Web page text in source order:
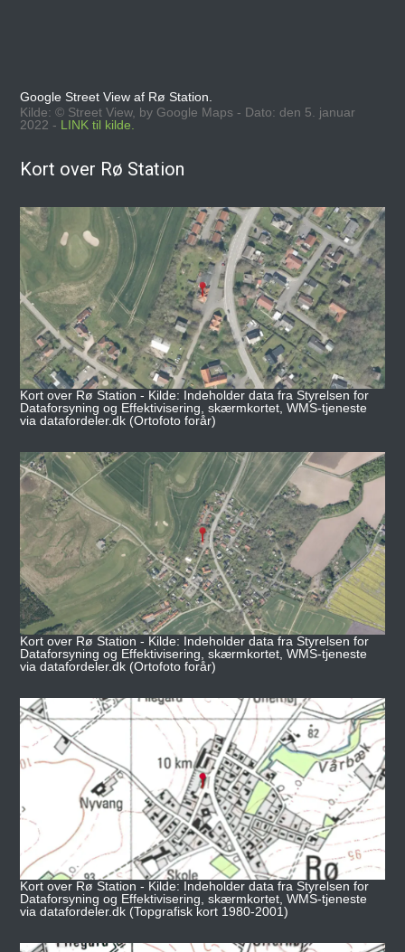
Google Street View af Rø Station.
Kilde: © Street View, by Google Maps - Dato: den 5. januar
2022 - LINK til kilde.
Kort over Rø Station
Kort over Rø Station - Kilde: Indeholder data fra Styrelsen for
Dataforsyning og Effektivisering, skærmkortet, WMS-tjeneste
via datafordeler.dk (Ortofoto forår)
Kort over Rø Station - Kilde: Indeholder data fra Styrelsen for
Dataforsyning og Effektivisering, skærmkortet, WMS-tjeneste
via datafordeler.dk (Ortofoto forår)
Kort over Rø Station - Kilde: Indeholder data fra Styrelsen for
Dataforsyning og Effektivisering, skærmkortet, WMS-tjeneste
via datafordeler.dk (Topgrafisk kort 1980-2001)